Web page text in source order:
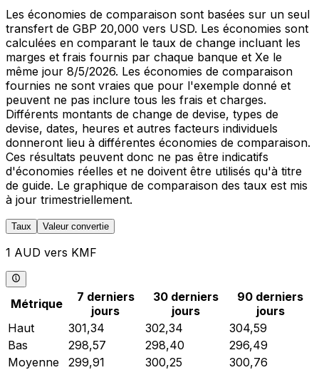
Les économies de comparaison sont basées sur un seul
transfert de GBP 20,000 vers USD. Les économies sont
calculées en comparant le taux de change incluant les
marges et frais fournis par chaque banque et Xe le
même jour 8/5/2026. Les économies de comparaison
fournies ne sont vraies que pour l'exemple donné et
peuvent ne pas inclure tous les frais et charges.
Différents montants de change de devise, types de
devise, dates, heures et autres facteurs individuels
donneront lieu à différentes économies de comparaison.
Ces résultats peuvent donc ne pas être indicatifs
d'économies réelles et ne doivent être utilisés qu'à titre
de guide. Le graphique de comparaison des taux est mis
à jour trimestriellement.
Taux Valeur convertie
1 AUD vers KMF
Métrique
7 derniers
jours
30 derniers
jours
90 derniers
jours
Haut
301,34 302,34
304,59
Bas
298,57 298,40
296,49
Moyenne
299,91 300,25
300,76